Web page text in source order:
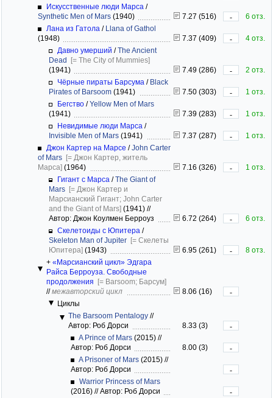
Искусственные люди Марса /
Synthetic Men of Mars (1940) 7.27 (516) -
6 отз.
Лана из Гатола / Llana of Gathol
(1948)
7.37 (409) -
4 отз.
Давно умерший /The Ancient
Dead [= The City of Mummies]
(1941)
7.49 (286) -
2 отз.
Чёрные пираты Барсума / Black
Pirates of Barsoom (1941) 7.50 (303) -
1 отз.
Бегство /Yellow Men of Mars
(1941)
7.39 (283) -
1 отз.
Невидимые люди Марса /
Invisible Men of Mars (1941) 7.37 (287) -
1 отз.
Джон Картер на Марсе /John Carter
of Mars [= Джон Картер, житель
Марса] (1964) 7.16 (326) -
1 отз.
Гигант с Марса /The Giant of
Mars [= Джон Картер и
Марсианский Гигант; John Carter
and the Giant of Mars] (1941) //
Автор: Джон Коулмен Берроуз
6.72 (264) -
6 отз.
Скелетоиды с Юпитера /
Skeleton Man of Jupiter [= Скелеты
Юпитера] (1943) 6.95 (261) -
8 отз.
+ «Марсианский цикл» Эдгара
Райса Берроуза. Свободные
продолжения [= Barsoom; Барсум]
// межавторский цикл 8.06 (16)
-
Циклы
The Barsoom Pentalogy //
Автор: Роб Дорси
8.33 (3)
-
A Prince of Mars (2015) //
Автор: Роб Дорси
8.00 (3)
-
A Prisoner of Mars (2015) //
Автор: Роб Дорси
-
Warrior Princess of Mars
(2016) //Автор: Роб Дорси
-